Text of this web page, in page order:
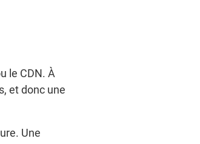
le CDN. À
et donc une
Une